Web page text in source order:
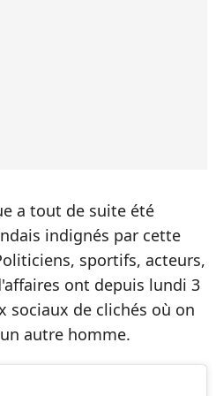
a tout de suite été
indignés par cette
sportifs, acteurs,
ont depuis lundi 3
sociaux de clichés où on
autre homme.